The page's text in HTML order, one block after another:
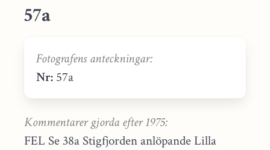
57a
Fotografens anteckningar:
Nr: 57a
Kommentarer gjorda efter 1975:
FEL Se 38a Stigfjorden anlöpande Lilla